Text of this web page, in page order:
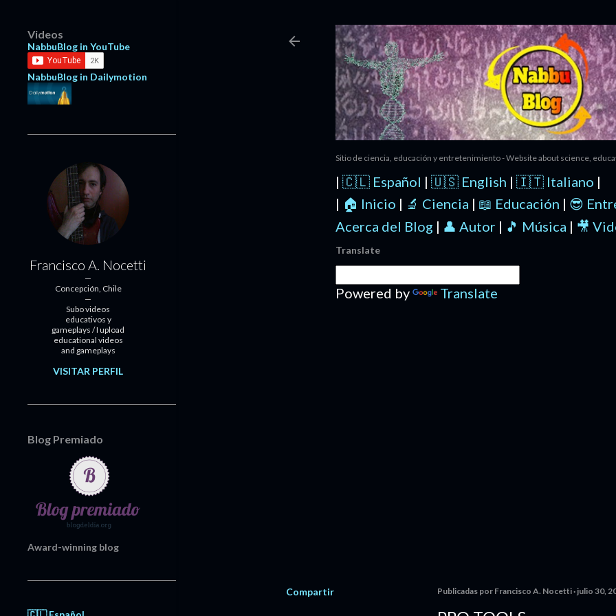
Sitio de ciencia, educación y entretenimiento - Website about science,
| 🇨🇱 Español | 🇺🇸 English | 🇮🇹 Italiano |
| 🏠 Inicio | 🔬 Ciencia | 📖 Educación | 😎
Acerca del Blog | 👤 Autor | 🎵 Música | 🎥
Translate
Powered by Translate
Compartir Publicadas por Francisco A. Nocetti julio 30,
Videos
NabbuBlog in YouTube
NabbuBlog in Dailymotion
Francisco A. Nocetti
Concepción, Chile
Subo videos
educativos y
gameplays / I upload
educational videos
and gameplays
VISITAR PERFIL
Blog Premiado
Award-winning blog